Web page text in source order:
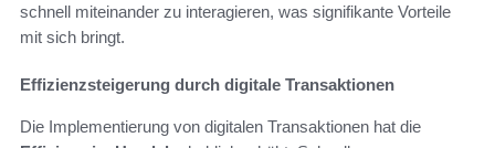
schnell miteinander zu interagieren, was signifikante Vorteile
mit sich bringt.
Effizienzsteigerung durch digitale Transaktionen
Die Implementierung von digitalen Transaktionen hat die